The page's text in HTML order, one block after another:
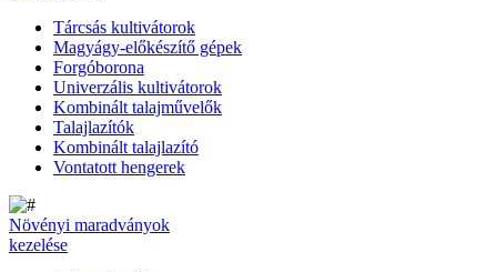
Tárcsás kultivátorok
Magyágy-előkészítő gépek
Forgóborona
Univerzális kultivátorok
Kombinált talajművelők
Talajlazítók
Kombinált talajlazító
Vontatott hengerek
Növényi maradványok
kezelése